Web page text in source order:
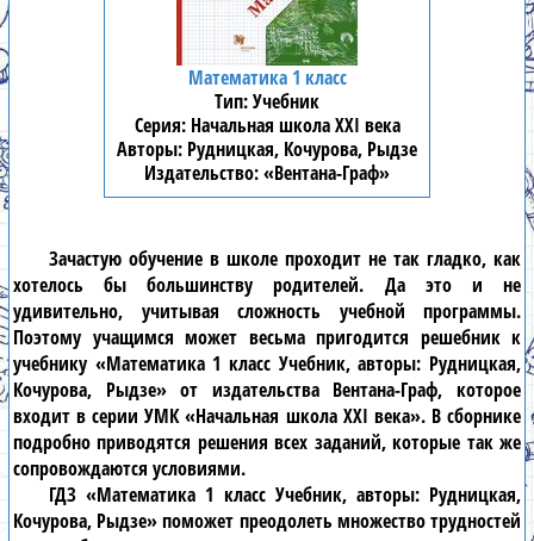
Математика 1 класс
Учебник
Начальная школа XXI века
Рудницкая, Кочурова, Рыдзе
«Вентана-Граф»
Зачастую обучение в школе проходит не так гладко, как
хотелось бы большинству родителей. Да это и не
удивительно, учитывая сложность учебной программы.
Поэтому учащимся может весьма пригодится решебник к
учебнику «Математика 1 класс Учебник, авторы: Рудницкая,
Кочурова, Рыдзе» от издательства Вентана-Граф, которое
входит в серии УМК «Начальная школа XXI века». В сборнике
подробно приводятся решения всех заданий, которые так же
сопровождаются условиями.
ГДЗ «Математика 1 класс Учебник, авторы: Рудницкая,
Кочурова, Рыдзе» поможет преодолеть множество трудностей